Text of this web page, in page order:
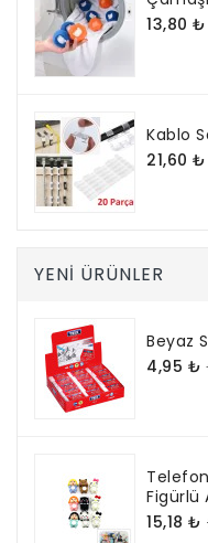
13,80 ₺
Kablo
21,60 ₺
YENI ÜRÜNLER
Beyaz
4,95 ₺
Figürlü
15,18 ₺